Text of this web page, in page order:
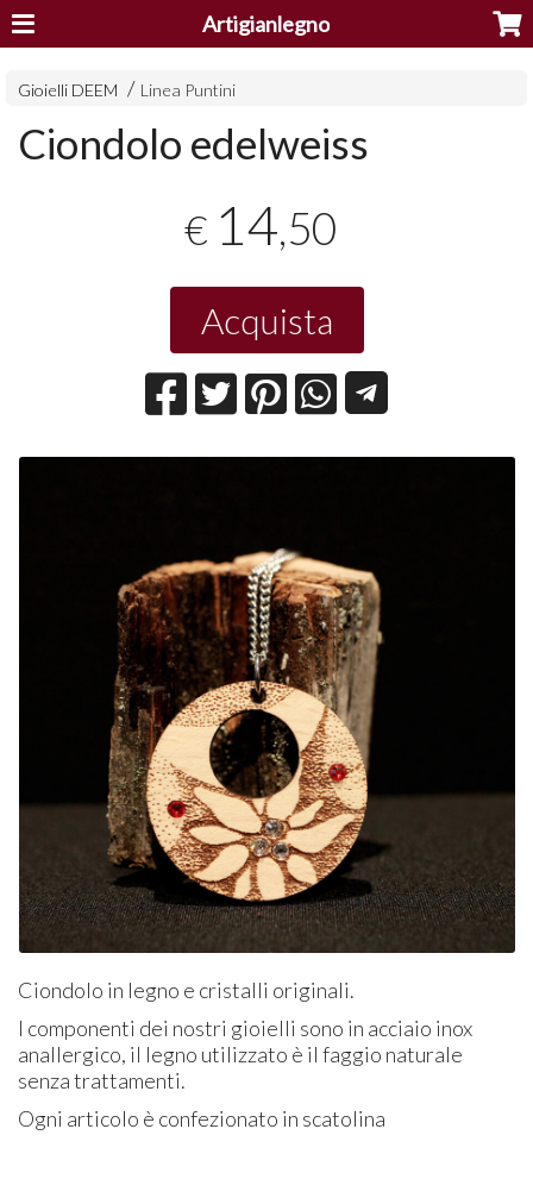
Artigianlegno
Gioielli DEEM Linea Puntini
Ciondolo edelweiss
€ 14,50
Acquista
Ciondolo in legno e cristalli originali.
I componenti dei nostri gioielli sono in acciaio inox
anallergico, il legno utilizzato è il faggio naturale
senza trattamenti.
Ogni articolo è confezionato in scatolina